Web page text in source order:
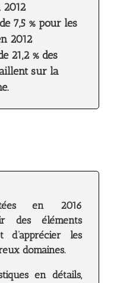
7,5 % pour les
2012
21,2 % des
sur la
en 2016
des éléments
d’apprécier les
domaines.
en détails,